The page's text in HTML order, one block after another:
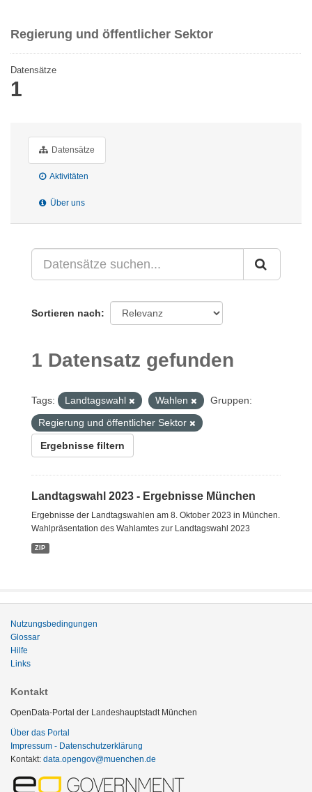
Regierung und öffentlicher Sektor
Datensätze
1
Datensätze
Aktivitäten
Über uns
Sortieren nach
1 Datensatz gefunden
Tags: Landtagswahl Wahlen
Gruppen:
Regierung und öffentlicher Sektor
Ergebnisse filtern
Landtagswahl 2023 - Ergebnisse München
Ergebnisse der Landtagswahlen am 8. Oktober 2023 in München.
Wahlpräsentation des Wahlamtes zur Landtagswahl 2023
ZIP
Nutzungsbedingungen
Glossar
Hilfe
Links
Kontakt
OpenData-Portal der Landeshauptstadt München
Über das Portal
Impressum - Datenschutzerklärung
Kontakt: data.opengov@muenchen.de